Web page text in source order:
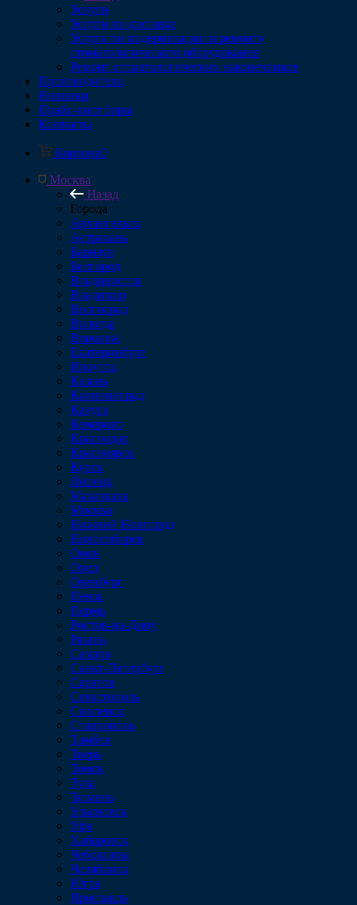
Услуги
Услуги по доставке
Услуга по модернизации и ремонту
стоматологического оборудования
Ремонт стоматологических наконечников
Производители
Новинки
Прайс-лист боры
Контакты
Корзина0
Москва
Назад
Города
Архангельск
Астрахань
Барнаул
Белгород
Владивосток
Владимир
Волгоград
Вологда
Воронеж
Екатеринбург
Иркутск
Казань
Калининград
Калуга
Кемерово
Краснодар
Красноярск
Курск
Липецк
Махачкала
Москва
Нижний Новгород
Новосибирск
Омск
Орел
Оренбург
Пенза
Пермь
Ростов-на-Дону
Рязань
Самара
Санкт-Петербург
Саратов
Севастополь
Смоленск
Ставрополь
Тамбов
Тверь
Томск
Тула
Тюмень
Ульяновск
Уфа
Хабаровск
Чебоксары
Челябинск
Югра
Ярославль